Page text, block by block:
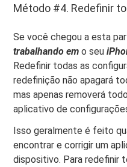
Método #4. Redefinir
Se você chegou a esta
trabalhando emo seu
Redefinir todas as
redefinição não apagará
mas apenas removerá
aplicativo de
Isso geralmente é feito
encontrar e corrigir um
dispositivo. Para redefinir